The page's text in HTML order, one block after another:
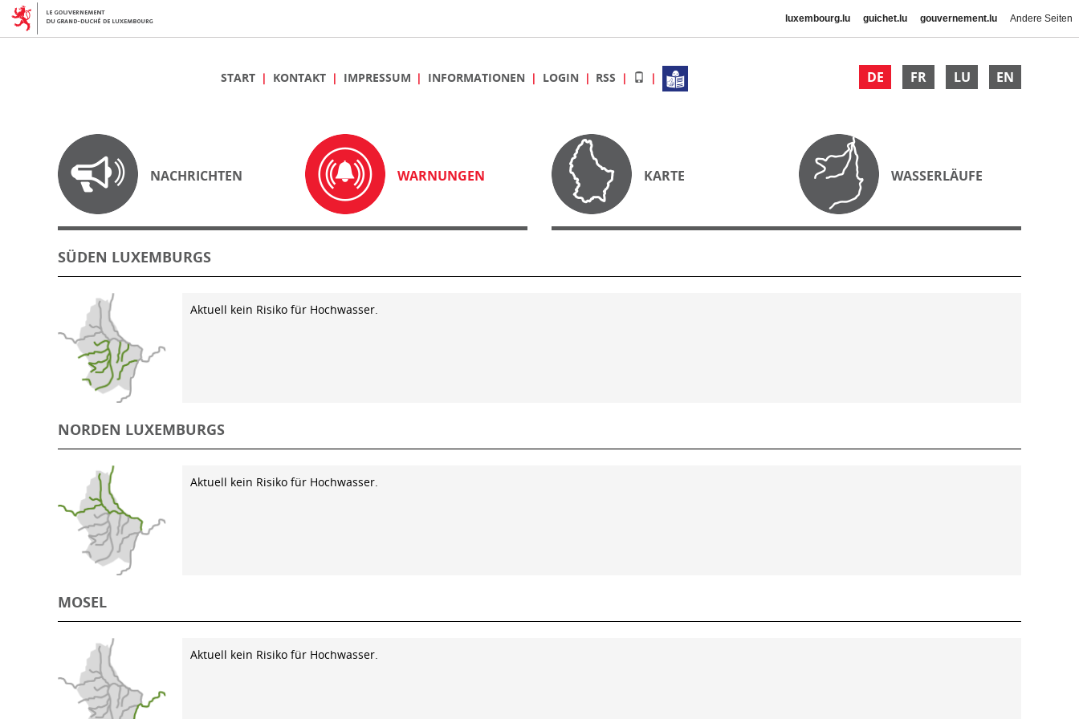
luxembourg.lu guichet.lu gouvernement.lu Andere Seiten
DE FR LU EN
START KONTAKT IMPRESSUM INFORMATIONEN LOGIN RSS
NACHRICHTEN WARNUNGEN KARTE WASSERLÄUFE
SÜDEN LUXEMBURGS
Aktuell kein Risiko für Hochwasser.
NORDEN LUXEMBURGS
Aktuell kein Risiko für Hochwasser.
MOSEL
Aktuell kein Risiko für Hochwasser.